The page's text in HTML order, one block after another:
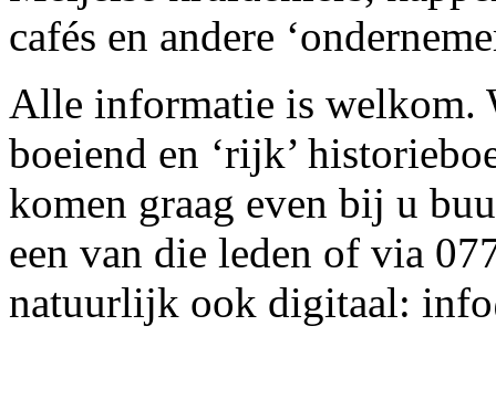
cafés en andere
Alle informatie is welkom.
boeiend en ‘rijk’
komen graag even bij u
een van die leden of via
natuurlijk ook digitaal: